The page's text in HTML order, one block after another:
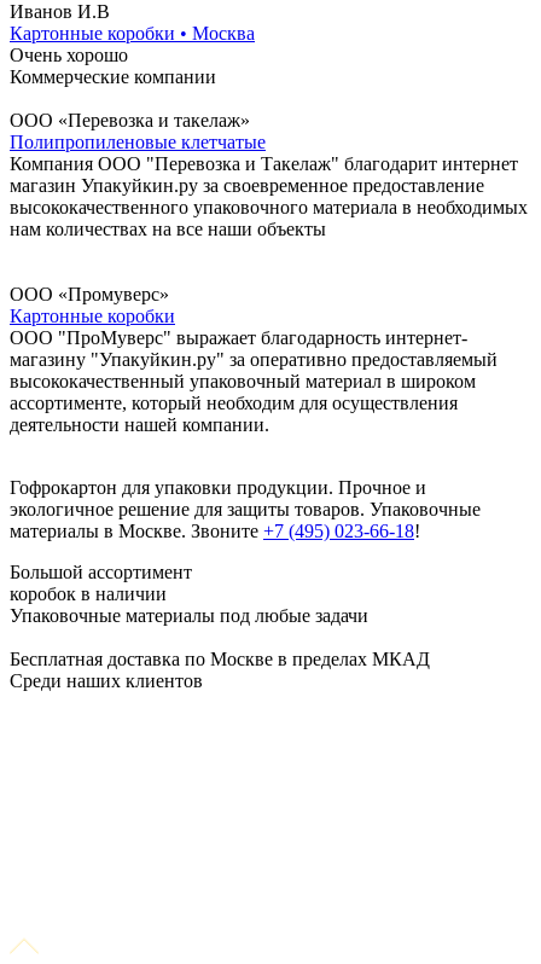
Иванов И.В
Картонные коробки • Москва
Очень хорошо
Коммерческие компании
ООО «Перевозка и такелаж»
Полипропиленовые клетчатые
Компания ООО "Перевозка и Такелаж" благодарит интернет
магазин Упакуйкин.ру за своевременное предоставление
высококачественного упаковочного материала в необходимых
нам количествах на все наши объекты
ООО «Промуверс»
Картонные коробки
ООО "ПроМуверс" выражает благодарность интернет-
магазину "Упакуйкин.ру" за оперативно предоставляемый
высококачественный упаковочный материал в широком
ассортименте, который необходим для осуществления
деятельности нашей компании.
Гофрокартон для упаковки продукции. Прочное и
экологичное решение для защиты товаров. Упаковочные
материалы в Москве. Звоните +7 (495) 023-66-18!
Большой ассортимент
коробок в наличии
Упаковочные материалы под любые задачи
Бесплатная доставка по Москве в пределах МКАД
Среди наших клиентов